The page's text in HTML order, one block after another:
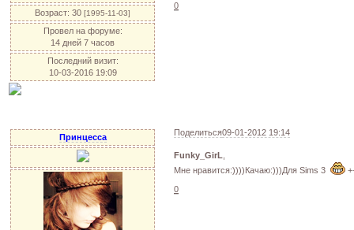
Возраст: 30 [1995-11-03]
Провел на форуме:
14 дней 7 часов
Последний визит:
10-03-2016 19:09
0
Поделиться09-01-2012 19:14
Принцесса
Funky_GirL
Мне нравится:))))Качаю:)))Для Sims 3
0